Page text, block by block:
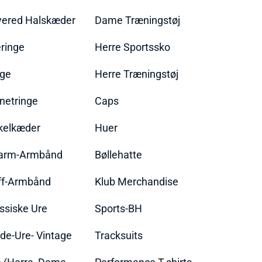
Halskæder
Armbånd
Armbånd
Ure
Ure- Vintage
Dame Træningstøj
Herre Sportssko
Herre Træningstøj
Caps
Huer
Bøllehatte
Klub Merchandise
Sports-BH
Tracksuits